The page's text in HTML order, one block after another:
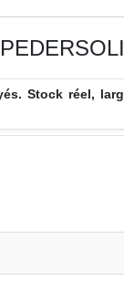
Stock réel,